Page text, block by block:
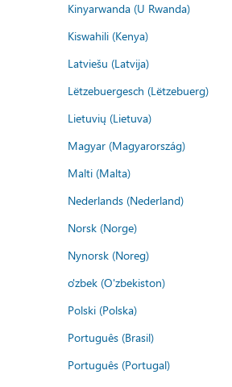
Kinyarwanda (U Rwanda)
Kiswahili (Kenya)
Latviešu (Latvija)
Lëtzebuergesch (Lëtzebuerg)
Lietuvių (Lietuva)
Magyar (Magyarország)
Malti (Malta)
Nederlands (Nederland)
Norsk (Norge)
Nynorsk (Noreg)
o'zbek (O'zbekiston)
Polski (Polska)
Português (Brasil)
Português (Portugal)